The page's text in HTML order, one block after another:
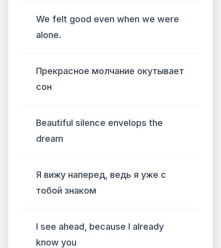
We felt good even when we were
alone.
Прекрасное молчание окутывает
сон
Beautiful silence envelops the
dream
Я вижу наперед, ведь я уже с
тобой знаком
I see ahead, because I already
know you